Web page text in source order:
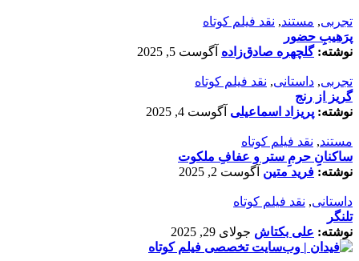
تجربی, مستند, نقد فیلم کوتاه
پرَهیب‌ِ حضور
نوشته:گلچهره صادق‌زاده آگوست 5, 2025
تجربی, داستانی, نقد فیلم کوتاه
گریز از رنج
نوشته: پریزاد اسماعیلی آگوست 4, 2025
مستند, نقد فیلم کوتاه
ساکنانِ حرمِ ستر و عفافِ ملکوت
نوشته: فرید متین آگوست 2, 2025
داستانی, نقد فیلم کوتاه
تلنگر
نوشته: علی بکتاش جولای 29, 2025